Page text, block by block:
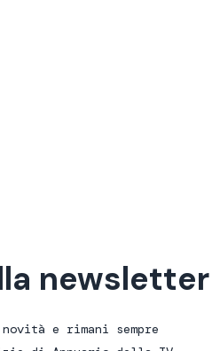
newsletter
e rimani sempre